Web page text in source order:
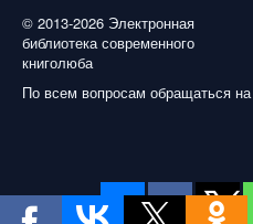
© 2013-2026 Электронная
библиотека современного
книголюба
По всем вопросам обращаться на